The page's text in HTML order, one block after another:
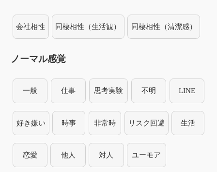
会社相性 同棲相性（生活観） 同棲相性（清潔感）
ノーマル感覚
一般 仕事 思考実験 不明 LINE
好き嫌い 時事 非常時 リスク回避 生活
恋愛 他人 対人 ユーモア